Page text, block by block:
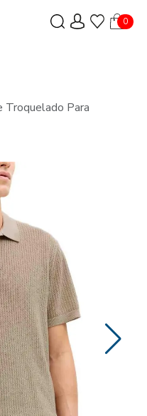
0
Troquelado Para